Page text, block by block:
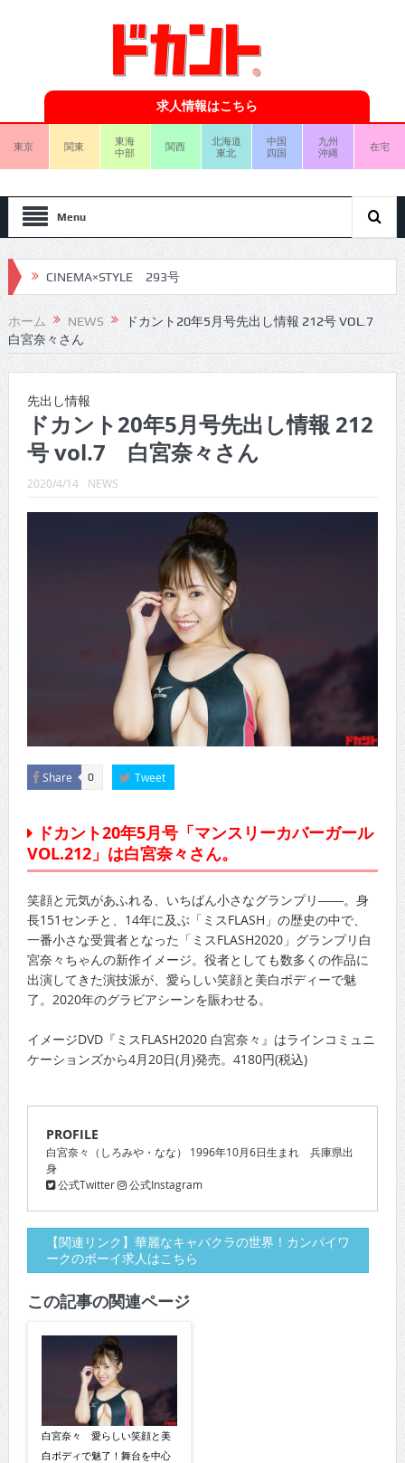
求人情報はこちら
東京 関東
東海
中部
関西
北海道
東北
中国
四国
九州
沖縄
在宅
Menu
CINEMA×STYLE 293号
CINEMA×STYLE 292号
CINEMA×STYLE 291号
CINEMA×STYLE 289号
CINEMA×STYLE 288号
CINEMA×STYLE 287号
CINEMA×STYLE 285号
CINEMA×STYLE 294号
ホーム NEWS
ドカント20年5月号先出し情報 212号 VOL.7
白宮奈々さん
先出し情報
ドカント20年5月号先出し情報 212
号 vol.7 白宮奈々さん
2020/4/14 NEWS
Share 0 Tweet
ドカント20年5月号「マンスリーカバーガール
VOL.212」は白宮奈々さん。
笑顔と元気があふれる、いちばん小さなグランプリ――。身
長151センチと、14年に及ぶ「ミスFLASH」の歴史の中で、
一番小さな受賞者となった「ミスFLASH2020」グランプリ白
宮奈々ちゃんの新作イメージ。役者としても数多くの作品に
出演してきた演技派が、愛らしい笑顔と美白ボディーで魅
了。2020年のグラビアシーンを賑わせる。
イメージDVD『ミスFLASH2020 白宮奈々』はラインコミュニ
ケーションズから4月20日(月)発売。4180円(税込)
PROFILE
白宮奈々（しろみや・なな） 1996年10月6日生まれ 兵庫県出
身
公式Twitter
公式Instagram
【関連リンク】華麗なキャバクラの世界！カンパイワ
ークのボーイ求人はこちら
この記事の関連ページ
白宮奈々 愛らしい笑顔と美
白ボディで魅了！舞台を中心